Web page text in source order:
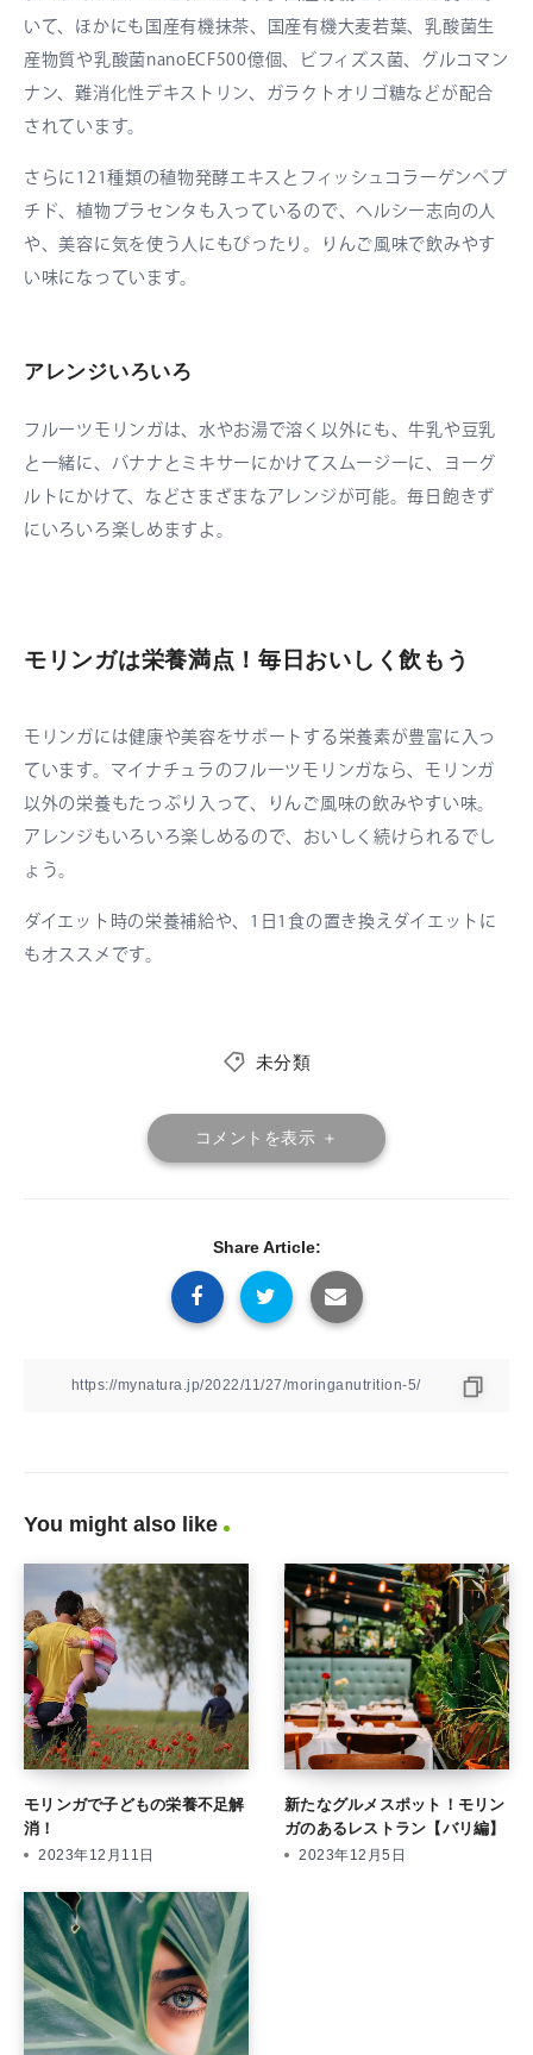
いて、ほかにも国産有機抹茶、国産有機大麦若葉、乳酸菌生
産物質や乳酸菌nanoECF500億個、ビフィズス菌、グルコマン
ナン、難消化性デキストリン、ガラクトオリゴ糖などが配合
されています。
さらに121種類の稙物発酵エキスとフィッシュコラーゲンペプ
チド、植物プラセンタも入っているので、ヘルシー志向の人
や、美容に気を使う人にもぴったり。りんご風味で飲みやす
い味になっています。
アレンジいろいろ
フルーツモリンガは、水やお湯で溶く以外にも、牛乳や豆乳
と一緒に、バナナとミキサーにかけてスムージーに、ヨーグ
ルトにかけて、などさまざまなアレンジが可能。毎日飽きず
にいろいろ楽しめますよ。
モリンガは栄養満点！毎日おいしく飲もう
モリンガには健康や美容をサポートする栄養素が豊富に入っ
ています。マイナチュラのフルーツモリンガなら、モリンガ
以外の栄養もたっぷり入って、りんご風味の飲みやすい味。
アレンジもいろいろ楽しめるので、おいしく続けられるでし
ょう。
ダイエット時の栄養補給や、1日1食の置き換えダイエットに
もオススメです。
未分類
コメントを表示 ＋
Share Article:
You might also like
モリンガで子どもの栄養不足解
消！
2023年12月11日
新たなグルメスポット！モリン
ガのあるレストラン【バリ編】
2023年12月5日